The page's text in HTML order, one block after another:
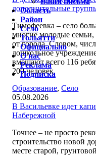
дополнительные
Тимофеевка – село
многие молодые семьи,
от города. Словом,
дошкольное
вмещают всего 116
200 человек.
Образование,Село
05.08.2026
В Васильевке идет
Набережной
Точнее – не просто
строительство новой
месте старой,
Область
Район
Село
Тольятти
Официально
О нас
Реклама
Подписка